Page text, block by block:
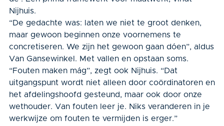
Nijhuis.
“De gedachte was: laten we niet te groot denken,
maar gewoon beginnen onze voornemens te
concretiseren. We zijn het gewoon gaan dóen”, aldus
Van Gansewinkel. Met vallen en opstaan soms.
“Fouten maken mág”, zegt ook Nijhuis. “Dat
uitgangspunt wordt niet alleen door coördinatoren en
het afde­lingshoofd gesteund, maar ook door onze
wethouder. Van fouten leer je. Niks veranderen in je
werkwijze om fouten te vermijden is erger.”